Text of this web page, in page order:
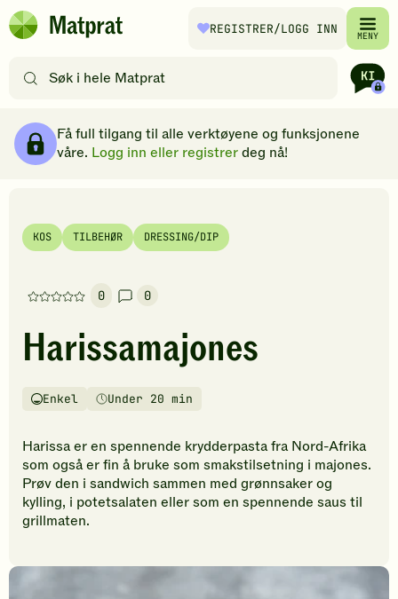
Hopp til hovedinnhold
Matprat
REGISTRER/LOGG INN MENY
etter
filtre
Få full tilgang til alle verktøyene og funksjonene
våre. Logg inn eller registrerdeg nå!
KOS TILBEHØR DRESSING/DIP
0
Denne
har
foreløpig
vurderinger.
den
første
til
å
vurdere
0
Harissamajones
Vanskelighetsgrad
Enkel
TilberedningstidUnder 20 min
Harissa er en spennende krydderpasta fra Nord-Afrika
som også er fin å bruke som smakstilsetning i majones.
Prøv den i sandwich sammen med grønnsaker og
kylling, i potetsalaten eller som en spennende saus til
grillmaten.